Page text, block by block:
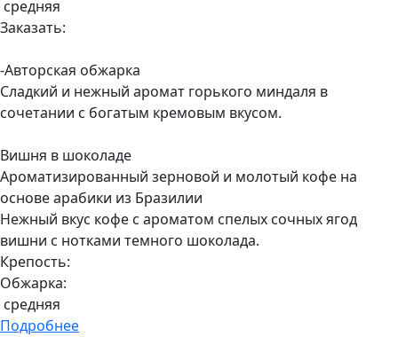
средняя
Заказать:
-Авторская обжарка
Сладкий и нежный аромат горького миндаля в
сочетании с богатым кремовым вкусом.
Вишня в шоколаде
Ароматизированный зерновой и молотый кофе на
основе арабики из Бразилии
Нежный вкус кофе с ароматом спелых сочных ягод
вишни с нотками темного шоколада.
Крепость:
Обжарка:
средняя
Подробнее